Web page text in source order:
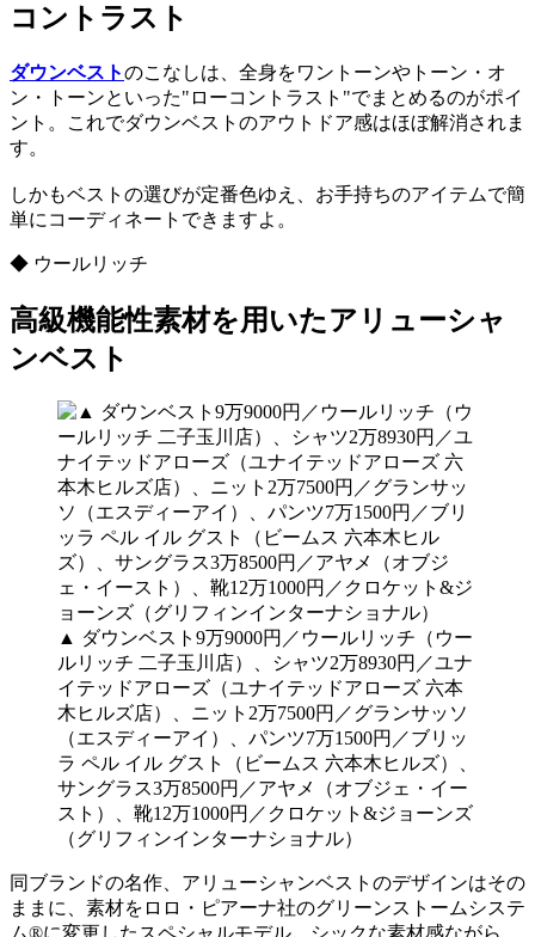
コントラスト
ダウンベストのこなしは、全身をワントーンやトーン・オ
ン・トーンといった"ローコントラスト"でまとめるのがポイ
ント。これでダウンベストのアウトドア感はほぼ解消されま
す。
しかもベストの選びが定番色ゆえ、お手持ちのアイテムで簡
単にコーディネートできますよ。
◆ ウールリッチ
高級機能性素材を用いたアリューシャ
ンベスト
▲ ダウンベスト9万9000円／ウールリッチ（ウー
ルリッチ 二子玉川店）、シャツ2万8930円／ユナ
イテッドアローズ（ユナイテッドアローズ 六本
木ヒルズ店）、ニット2万7500円／グランサッソ
（エスディーアイ）、パンツ7万1500円／ブリッ
ラ ペル イル グスト（ビームス 六本木ヒルズ）、
サングラス3万8500円／アヤメ（オブジェ・イー
スト）、靴12万1000円／クロケット&ジョーンズ
（グリフィンインターナショナル）
同ブランドの名作、アリューシャンベストのデザインはその
ままに、素材をロロ・ピアーナ社のグリーンストームシステ